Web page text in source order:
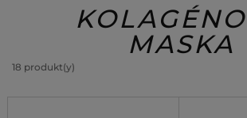
Beauty
MASKA
18 produkt(y)